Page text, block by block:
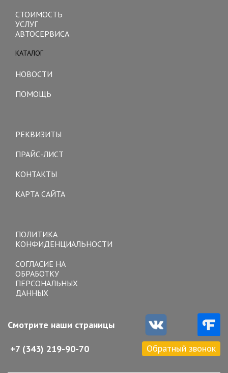
СТОИМОСТЬ
УСЛУГ
АВТОСЕРВИСА
КАТАЛОГ
НОВОСТИ
ПОМОЩЬ
РЕКВИЗИТЫ
ПРАЙС-ЛИСТ
КОНТАКТЫ
КАРТА САЙТА
ПОЛИТИКА
КОНФИДЕНЦИАЛЬНОСТИ
СОГЛАСИЕ НА
ОБРАБОТКУ
ПЕРСОНАЛЬНЫХ
ДАННЫХ
Смотрите наши страницы
+7 (343) 219-90-70 Обратный звонок